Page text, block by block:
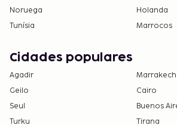
Noruega
Holanda
Tunísia
Marrocos
Cidades populares
Agadir
Marrakech
Geilo
Cairo
Seul
Buenos
Turku
Tirana